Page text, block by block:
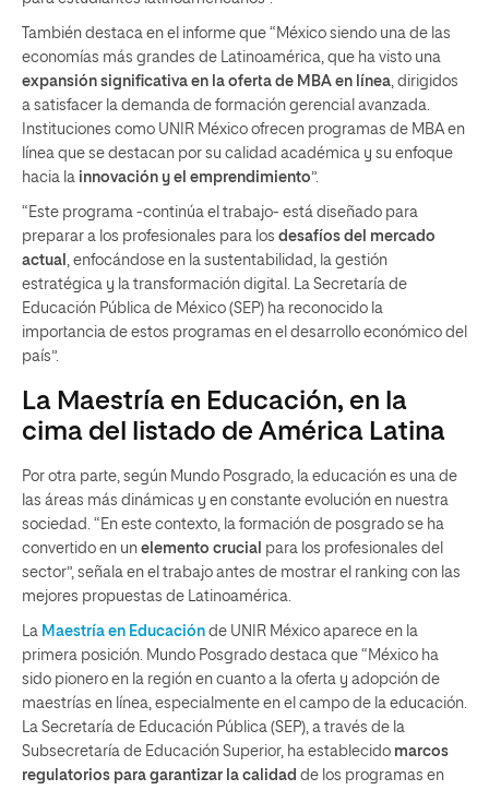
También destaca en el informe que “México siendo una de las
economías más grandes de Latinoamérica, que ha visto una
expansión significativa en la oferta de MBA en línea , dirigidos
a satisfacer la demanda de formación gerencial avanzada.
Instituciones como UNIR México ofrecen programas de MBA en
línea que se destacan por su calidad académica y su enfoque
hacia la innovación y el emprendimiento”.
“Este programa -continúa el trabajo- está diseñado para
preparar a los profesionales para los desafíos del mercado
actual
, enfocándose en la sustentabilidad, la gestión
estratégica y la transformación digital. La Secretaría de
Educación Pública de México (SEP) ha reconocido la
importancia de estos programas en el desarrollo económico del
país”.
La Maestría en Educación, en la
cima del listado de América Latina
Por otra parte, según Mundo Posgrado, la educación es una de
las áreas más dinámicas y en constante evolución en nuestra
sociedad. “En este contexto, la formación de posgrado se ha
convertido en un elemento crucial para los profesionales del
sector”, señala en el trabajo antes de mostrar el ranking con las
mejores propuestas de Latinoamérica.
La Maestría en Educación de UNIR México aparece en la
primera posición. Mundo Posgrado destaca que “México ha
sido pionero en la región en cuanto a la oferta y adopción de
maestrías en línea, especialmente en el campo de la educación.
La Secretaría de Educación Pública (SEP), a través de la
Subsecretaría de Educación Superior, ha establecido marcos
regulatorios para garantizar la calidad de los programas en